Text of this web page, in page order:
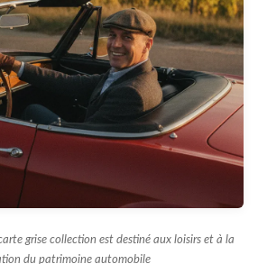
grise collection est destiné aux loisirs et à la
du patrimoine automobile